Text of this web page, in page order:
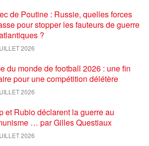
de Poutine : Russie, quelles forces
pour stopper les fauteurs de guerre
?
2026
du monde de football 2026 : une fin
pour une compétition délétère
2026
et Rubio déclarent la guerre au
… par Gilles Questiaux
2026